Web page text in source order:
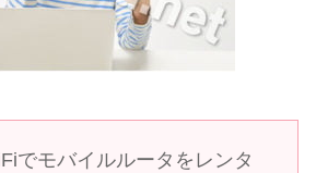
でモバイルルータをレンタ